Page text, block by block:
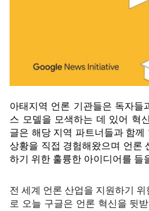
아태지역 언론 기관들은 독자들
스 모델을 모색하는 데 있어 혁
글은 해당 지역 파트너들과 함
상황을 직접 경험해왔으며 언론
하기 위한 훌륭한 아이디어를 들
전 세계 언론 산업을 지원하기
로 오늘 구글은 언론 혁신을 뒷